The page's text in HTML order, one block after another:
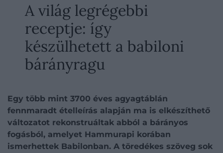
A világ legrégebbi
receptje: így
készülhetett a babiloni
bárányragu
Egy több mint 3700 éves agyagtáblán
fennmaradt ételleírás alapján ma is elkészíthető
változatot rekonstruáltak abból a bárányos
fogásból, amelyet Hammurapi korában
ismerhettek Babilonban. A töredékes szöveg sok